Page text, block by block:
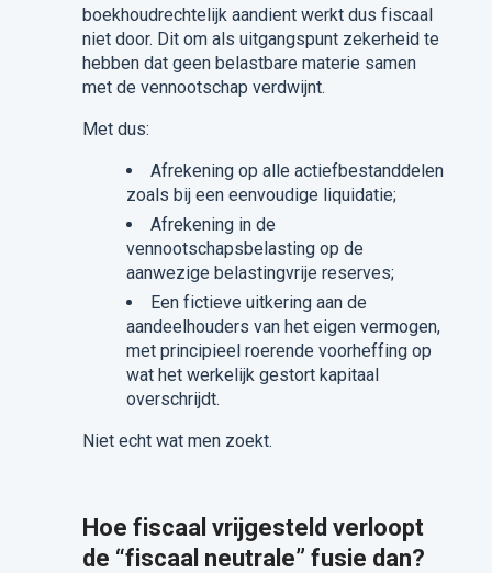
boekhoudrechtelijk aandient werkt dus fiscaal
niet door. Dit om als uitgangspunt zekerheid te
hebben dat geen belastbare materie samen
met de vennootschap verdwijnt.
Met dus:
Afrekening op alle actiefbestanddelen
zoals bij een eenvoudige liquidatie;
Afrekening in de
vennootschapsbelasting op de
aanwezige belastingvrije reserves;
Een fictieve uitkering aan de
aandeelhouders van het eigen vermogen,
met principieel roerende voorheffing op
wat het werkelijk gestort kapitaal
overschrijdt.
Niet echt wat men zoekt.
Hoe fiscaal vrijgesteld verloopt
de “fiscaal neutrale” fusie dan?